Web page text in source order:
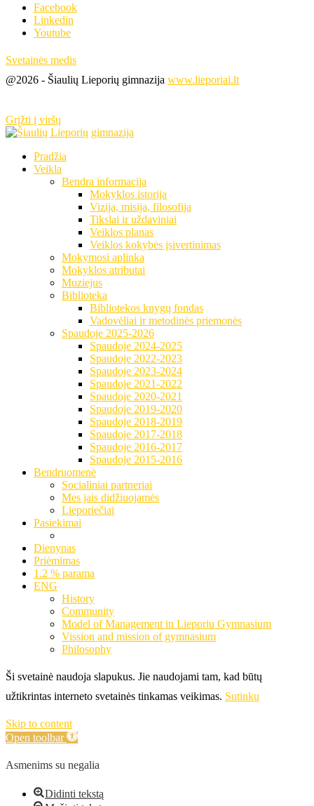
Facebook
Linkedin
Youtube
Svetainės medis
@2026 - Šiaulių Lieporių gimnazija www.lieporiai.lt
Grįžti į viršų
Pradžia
Veikla
Bendra informacija
Mokyklos istorija
Vizija, misija, filosofija
Tikslai ir uždaviniai
Veiklos planas
Veiklos kokybės įsivertinimas
Mokymosi aplinka
Mokyklos atributai
Muziejus
Biblioteka
Bibliotekos knygų fondas
Vadovėliai ir metodinės priemonės
Spaudoje 2025-2026
Spaudoje 2024-2025
Spaudoje 2022-2023
Spaudoje 2023-2024
Spaudoje 2021-2022
Spaudoje 2020-2021
Spaudoje 2019-2020
Spaudoje 2018-2019
Spaudoje 2017-2018
Spaudoje 2016-2017
Spaudoje 2015-2016
Bendruomenė
Socialiniai partneriai
Mes jais didžiuojamės
Lieporiečiai
Pasiekimai
Dienynas
Priėmimas
1.2 % parama
ENG
History
Community
Model of Management in Lieporiu Gymnasium
Vission and mission of gymnasium
Philosophy
Ši svetainė naudoja slapukus. Jie naudojami tam, kad būtų
užtikrintas interneto svetainės tinkamas veikimas. Sutinku
Skip to content
Open toolbar
Asmenims su negalia
Didinti tekstą